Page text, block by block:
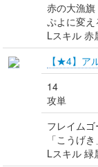
赤の大漁
ぷよに変え
Lスキル 赤
【★4】ア
14
攻単
フレイム
「こうげ
Lスキル 緑